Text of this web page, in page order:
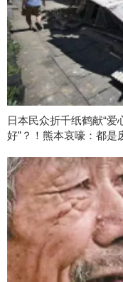
日本民众折千纸鹤献“爱
好”？！熊本哀嚎：都是